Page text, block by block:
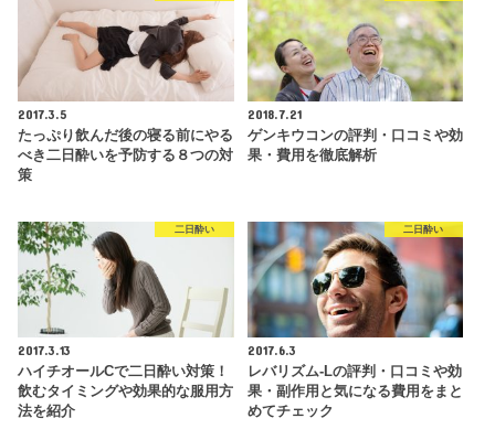
2017.3.5
たっぷり飲んだ後の寝る前にやる
べき二日酔いを予防する８つの対
策
2018.7.21
ゲンキウコンの評判・口コミや効
果・費用を徹底解析
二日酔い
2017.3.13
ハイチオールCで二日酔い対策！
飲むタイミングや効果的な服用方
法を紹介
二日酔い
2017.6.3
レバリズム-Lの評判・口コミや効
果・副作用と気になる費用をまと
めてチェック